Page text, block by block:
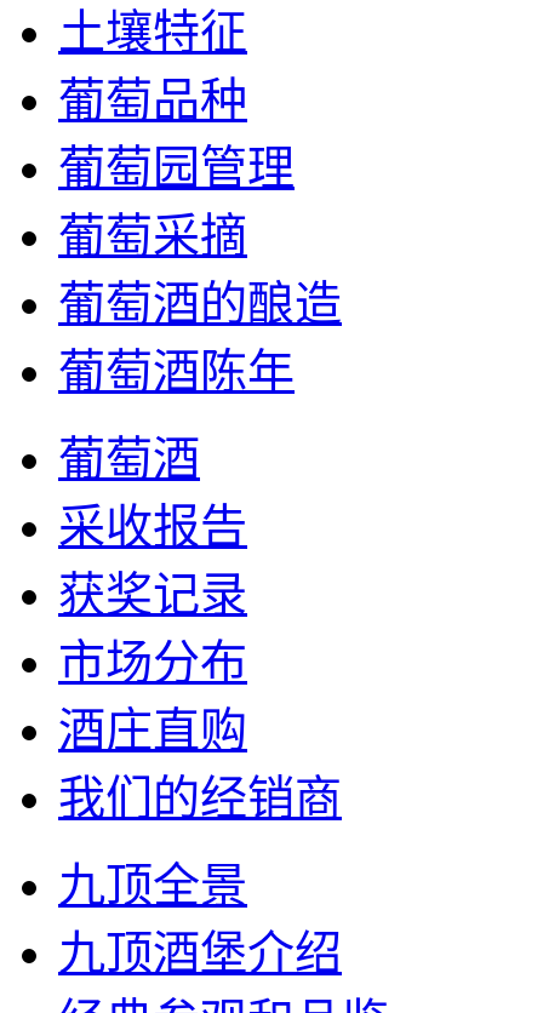
土壤特征
葡萄品种
葡萄园管理
葡萄采摘
葡萄酒的酿造
葡萄酒陈年
葡萄酒
采收报告
获奖记录
市场分布
酒庄直购
我们的经销商
九顶全景
九顶酒堡介绍